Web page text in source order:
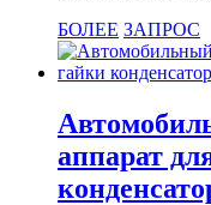
БОЛЕЕ ЗАПРОС
аппарат